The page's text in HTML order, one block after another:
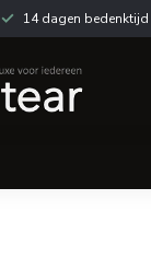
14 dagen bedenktijd